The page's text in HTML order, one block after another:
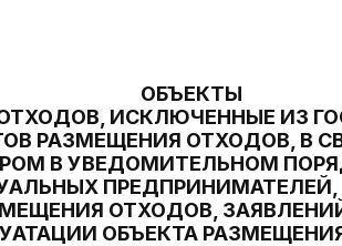
ОБЪЕКТЫ
ИСКЛЮЧЕННЫЕ ИЗ
РАЗМЕЩЕНИЯ ОТХОДОВ, В
В УВЕДОМИТЕЛЬНОМ
ОТХОДОВ,
ОБЪЕКТА